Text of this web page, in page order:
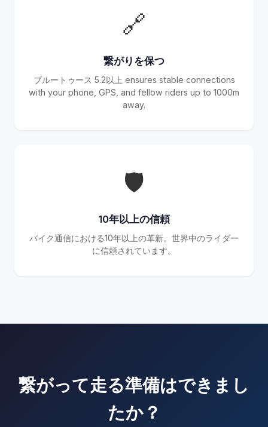
🔗
繋がりを保つ
ブルートゥース 5.2以上 ensures stable connections
with your phone, GPS, and fellow riders up to 1000m
away.
🛡
10年以上の信頼
バイク通信における10年以上の革新。世界中のライダー
に信頼されています。
繋がって走る準備はできまし
たか？